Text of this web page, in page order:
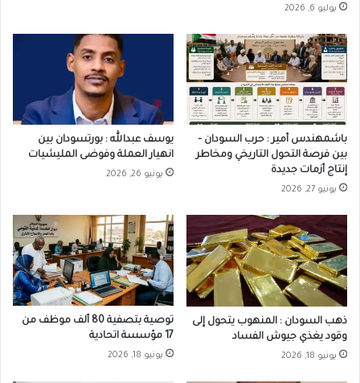
يوليو 6, 2026
باشمهندس أمير : حرب السودان –
بين فرصة التحول التاريخي ومخاطر
إنتاج أزمات جديدة
يونيو 27, 2026
يوسف عبدالله : بورتسودان بين
انهيار العملة وفوضى المليشيات
يونيو 26, 2026
ذهب السودان : المنهوب يتحول إلى
وقود يغذي جيوش الفساد
يونيو 18, 2026
توصية بتصفية 80 ألف موظف من
17 مؤسسة اتحادية
يونيو 18, 2026